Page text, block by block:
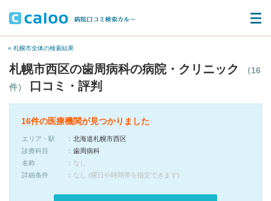
« 札幌市全体の検索結果
札幌市西区の歯周病科の病院・クリニック
（16
件）
口コミ・評判
16件の医療機関が見つかりました
エリア・駅
北海道札幌市西区
診療科目
歯周病科
名称
なし
詳細条件
なし (曜日や時間帯を指定できます)